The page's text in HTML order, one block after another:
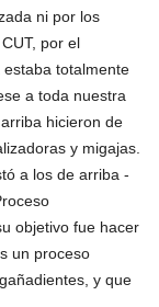
ni por los
por el
totalmente
a toda nuestra
hicieron de
y migajas.
a los de arriba -
objetivo fue hacer
un proceso
y que